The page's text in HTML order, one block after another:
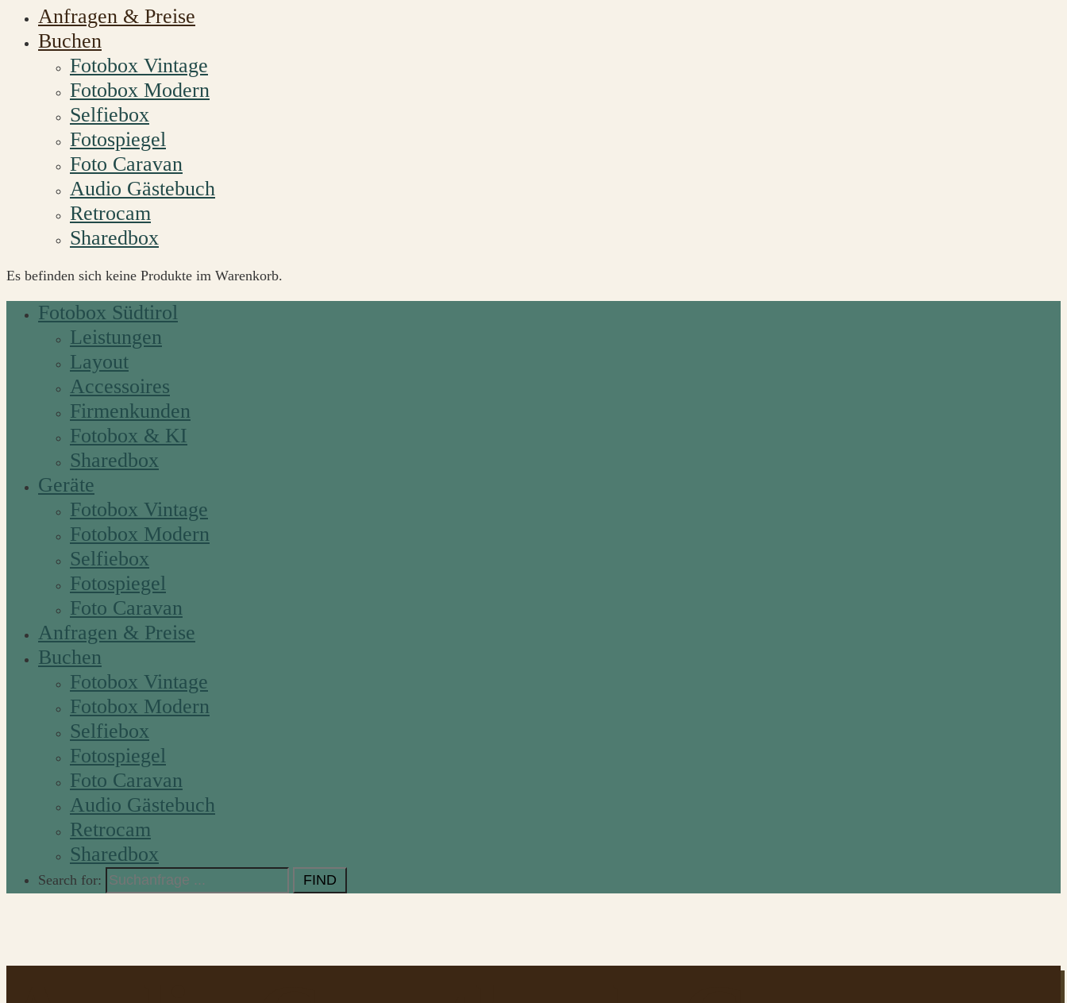
Anfragen & Preise
Buchen
Fotobox Vintage
Fotobox Modern
Selfiebox
Fotospiegel
Foto Caravan
Audio Gästebuch
Retrocam
Sharedbox
Es befinden sich keine Produkte im Warenkorb.
Fotobox Südtirol
Leistungen
Layout
Accessoires
Firmenkunden
Fotobox & KI
Sharedbox
Geräte
Fotobox Vintage
Fotobox Modern
Selfiebox
Fotospiegel
Foto Caravan
Anfragen & Preise
Buchen
Fotobox Vintage
Fotobox Modern
Selfiebox
Fotospiegel
Foto Caravan
Audio Gästebuch
Retrocam
Sharedbox
Search for: